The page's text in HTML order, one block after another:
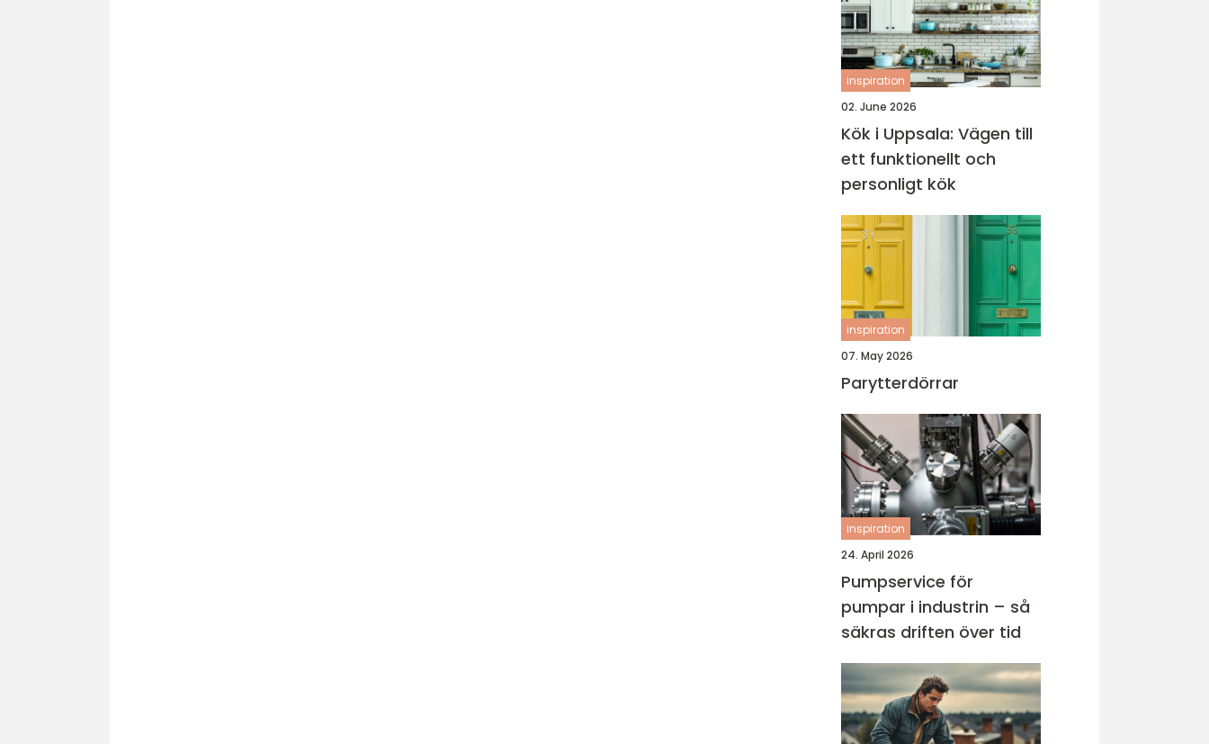
inspiration
02. June 2026
Kök i Uppsala: Vägen till
ett funktionellt och
personligt kök
inspiration
07. May 2026
Parytterdörrar
inspiration
24. April 2026
Pumpservice för
pumpar i industrin – så
säkras driften över tid